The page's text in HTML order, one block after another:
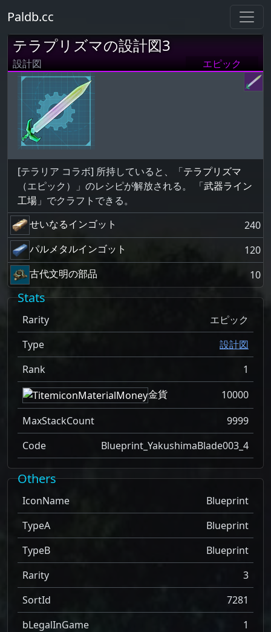
Paldb.cc
テラプリズマの設計図3
設計図 エピック
[テラリア コラボ] 所持していると、「テラプリズマ
（エピック）」のレシピが解放される。 「武器ライン
工場 」でクラフトできる。
せいなるインゴット
240
パルメタルインゴット
120
古代文明の部品
10
Stats
Rarity
エピック
Type
設計図
Rank
1
金貨
10000
MaxStackCount
9999
Code
Blueprint_YakushimaBlade003_4
Others
IconName
Blueprint
TypeA
Blueprint
TypeB
Blueprint
Rarity
3
SortId
7281
bLegalInGame
1